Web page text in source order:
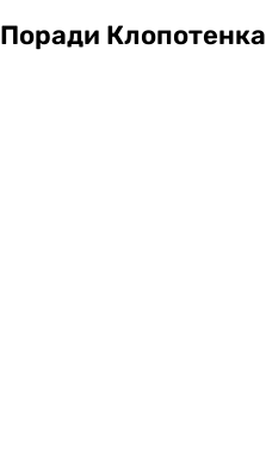
Поради Клопотенка